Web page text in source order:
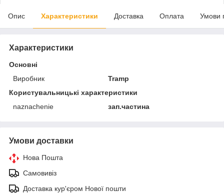
Опис Характеристики Доставка Оплата Умови
Характеристики
Основні
Виробник
Tramp
Користувальницькі характеристики
naznachenie
зап.частина
Умови доставки
Нова Пошта
Самовивіз
Доставка кур'єром Нової пошти